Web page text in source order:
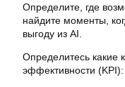
Определите, где
найдите моменты,
выгоду из AI.
Определитесь какие
эффективности